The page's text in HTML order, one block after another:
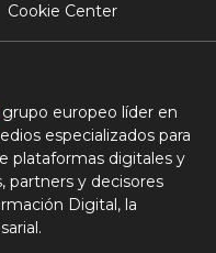
Cookie Center
grupo europeo líder en
especializados para
plataformas digitales y
partners y decisores
Digital, la